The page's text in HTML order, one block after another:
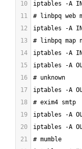
10
iptables -A
11
# linbpq web
12
iptables -A
13
# linbpq map
14
iptables -A
15
iptables -A
16
# unknown
17
iptables -A
18
# exim4 smtp
19
iptables -A
20
iptables -A
21
# mumble